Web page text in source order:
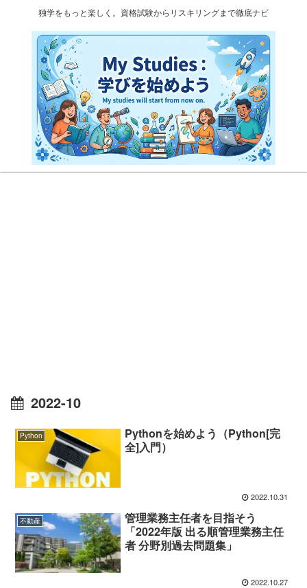
独学をもっと楽しく。資格試験からリスキリングまで徹底ナビ
2022-10
Python
Pythonを始めよう（Python[完
全]入門）
2022.10.31
不動産
管理業務主任者を目指そう
「2022年版 出る順管理業務主任
者 分野別過去問題集」
2022.10.27